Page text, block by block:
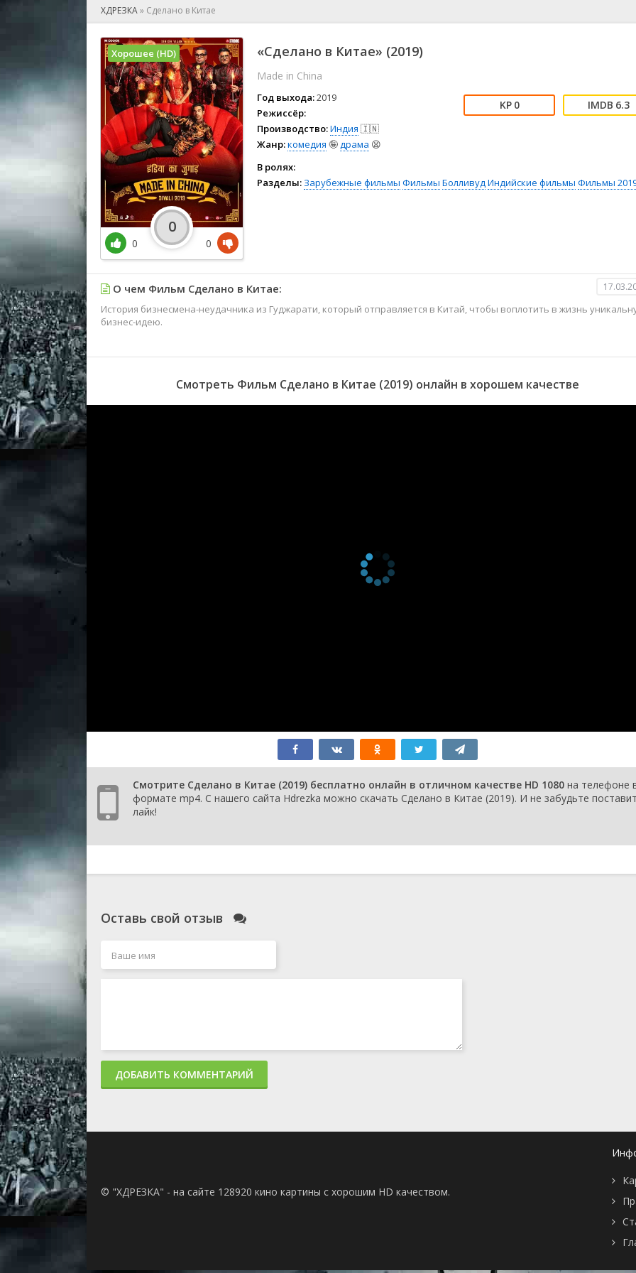
🕺 Мюзикл
👨‍💼 Новости
👨‍💻 Реальное тв
🎤 Ток-шоу
😱 Ужасы
🧙‍♀️ Фантастика
🤠 Фильм-нуар
🧝‍♂️ Фэнтези
🏅 Церемония
ХДРЕЗКА» Сделано в Китае
«Сделано в Китае» (2019)
Made in China
Год выхода:2019
Режиссёр:
Производство:Индия 🇮🇳
Жанр:комедия 🤪драма 😫
0 6.3
В ролях:
Разделы: Зарубежные фильмы Фильмы БолливудИндийские фильмы Фильмы
Хорошее (HD)
0
0
0
О чем Фильм Сделано в Китае:
История бизнесмена-неудачника из Гуджарати, который отправляется в Китай, чтобы воплотить в жизнь
бизнес-идею.
Смотреть Фильм Сделано в Китае (2019) онлайн в хорошем качестве
Смотрите Сделано в Китае (2019) бесплатно онлайн в отличном качестве HD 1080 на телефоне
формате mp4. С нашего сайта Hdrezka можно скачать Сделано в Китае (2019). И не забудьте
лайк!
Оставь свой отзыв
ДОБАВИТЬ КОММЕНТАРИЙ
© "ХДРЕЗКА" - на сайте 128920 кино картины с хорошим HD качеством.